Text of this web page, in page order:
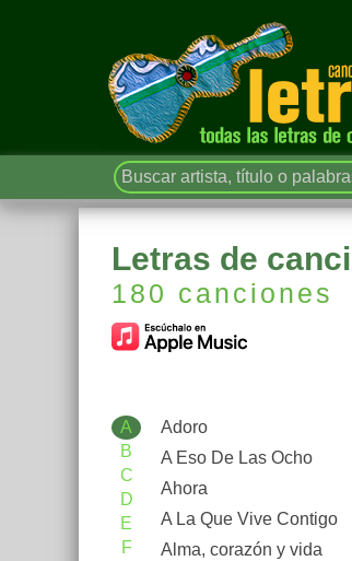
Letras de
180 canciones
A
B
C
D
E
F
Adoro
A Eso De Las Ocho
Ahora
A La Que Vive Contigo
Alma, corazón y vida